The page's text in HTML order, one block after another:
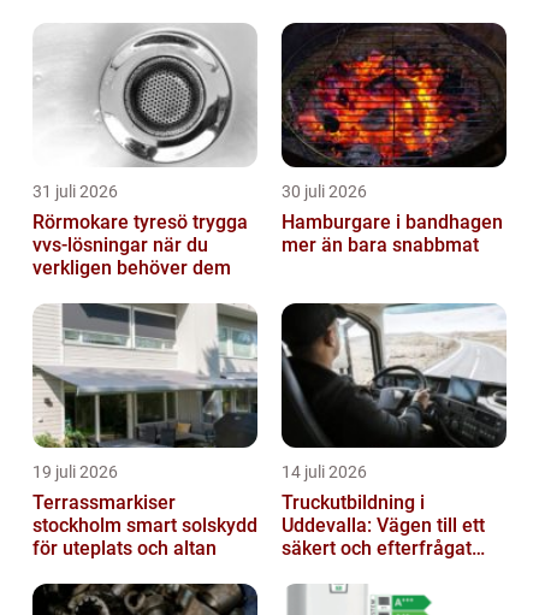
31 juli 2026
Rörmokare tyresö trygga
vvs-lösningar när du
verkligen behöver dem
30 juli 2026
Hamburgare i bandhagen
mer än bara snabbmat
19 juli 2026
Terrassmarkiser
stockholm smart solskydd
för uteplats och altan
14 juli 2026
Truckutbildning i
Uddevalla: Vägen till ett
säkert och efterfrågat